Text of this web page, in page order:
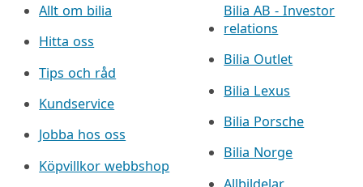
Allt om bilia
Hitta oss
Tips och råd
Kundservice
Jobba hos oss
Köpvillkor webbshop
Bilia AB - Investor
relations
Bilia Outlet
Bilia Lexus
Bilia Porsche
Bilia Norge